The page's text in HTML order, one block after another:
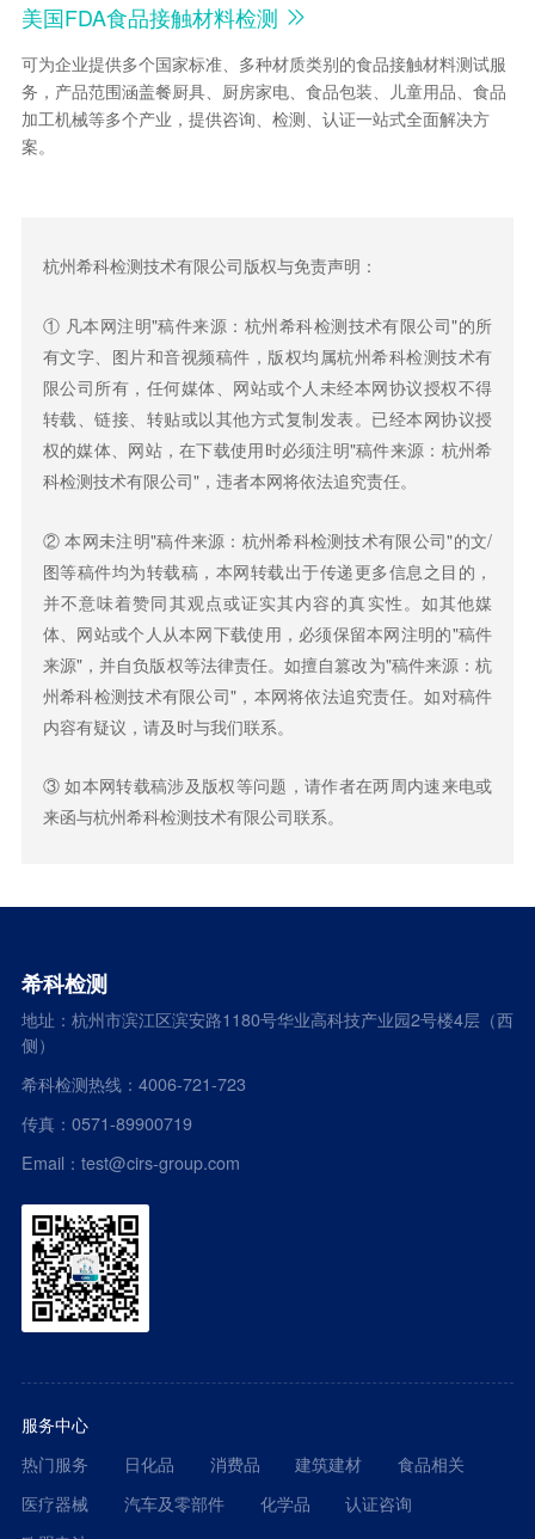
美国FDA食品接触材料检测
可为企业提供多个国家标准、多种材质类别的食品接触材料测试服
务，产品范围涵盖餐厨具、厨房家电、食品包装、儿童用品、食品
加工机械等多个产业，提供咨询、检测、认证一站式全面解决方
案。
杭州希科检测技术有限公司版权与免责声明：
① 凡本网注明"稿件来源：杭州希科检测技术有限公司"的所
有文字、图片和音视频稿件，版权均属杭州希科检测技术有
限公司所有，任何媒体、网站或个人未经本网协议授权不得
转载、链接、转贴或以其他方式复制发表。已经本网协议授
权的媒体、网站，在下载使用时必须注明"稿件来源：杭州希
科检测技术有限公司"，违者本网将依法追究责任。
② 本网未注明"稿件来源：杭州希科检测技术有限公司"的文/
图等稿件均为转载稿，本网转载出于传递更多信息之目的，
并不意味着赞同其观点或证实其内容的真实性。如其他媒
体、网站或个人从本网下载使用，必须保留本网注明的"稿件
来源"，并自负版权等法律责任。如擅自篡改为"稿件来源：杭
州希科检测技术有限公司"，本网将依法追究责任。如对稿件
内容有疑议，请及时与我们联系。
③ 如本网转载稿涉及版权等问题，请作者在两周内速来电或
来函与杭州希科检测技术有限公司联系。
希科检测
地址：杭州市滨江区滨安路1180号华业高科技产业园2号楼4层（西
侧）
希科检测热线：4006-721-723
传真：0571-89900719
Email：test@cirs-group.com
服务中心
热门服务
日化品 消费品 建筑建材
食品相关
医疗器械
汽车及零部件 化学品
认证咨询